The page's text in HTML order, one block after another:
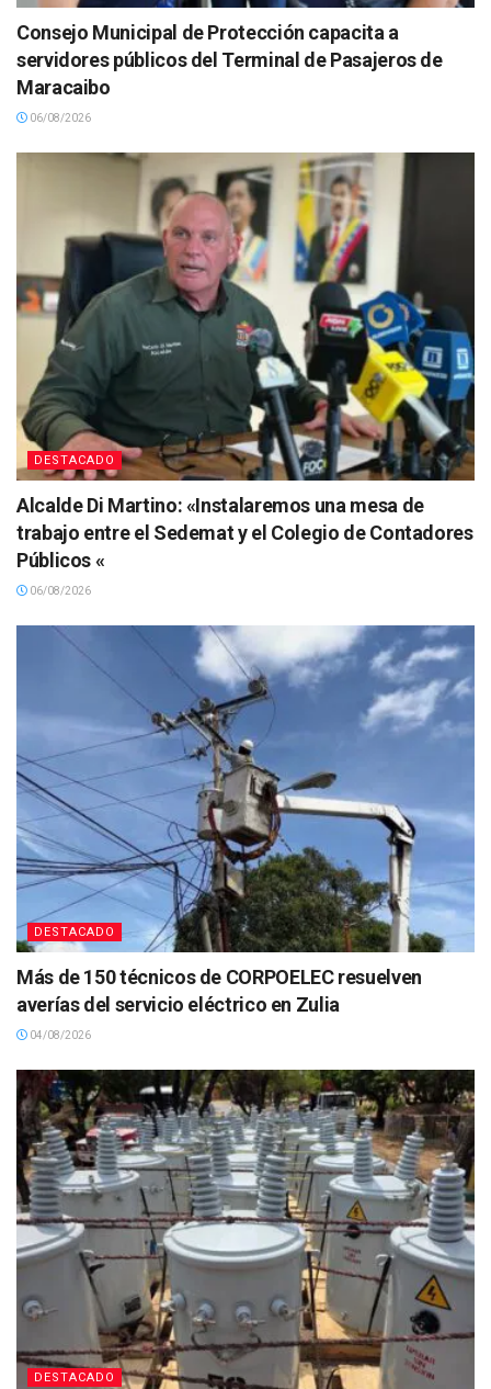
Consejo Municipal de Protección capacita a
servidores públicos del Terminal de Pasajeros de
Maracaibo
06/08/2026
DESTACADO
Alcalde Di Martino: «Instalaremos una mesa de
trabajo entre el Sedemat y el Colegio de Contadores
Públicos «
06/08/2026
DESTACADO
Más de 150 técnicos de CORPOELEC resuelven
averías del servicio eléctrico en Zulia
04/08/2026
DESTACADO